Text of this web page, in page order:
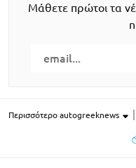
Μάθετε πρώτοι τα
Περισσότερο autogreeknews